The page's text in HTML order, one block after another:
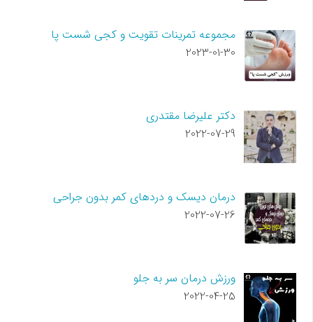
مجموعه تمرینات تقویت و کجی شست پا
2023-01-30
دکتر علیرضا مقتدری
2022-07-29
درمان دیسک و دردهای کمر بدون جراحی
2022-07-26
ورزش درمان سر به جلو
2022-04-25